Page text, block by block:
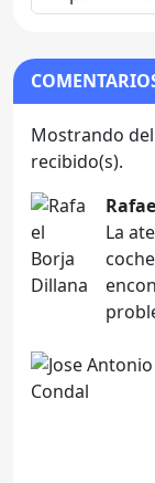
Mostrando del
recibido(s).
La